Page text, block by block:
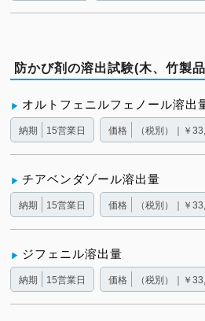
防かび剤の溶出試験(木、竹製
オルトフェニルフェノール溶出
納期 15営業日 価格 （税別）｜￥
チアベンダゾール溶出量
納期 15営業日 価格 （税別）｜￥
ジフェニル溶出量
納期 15営業日 価格 （税別）｜￥